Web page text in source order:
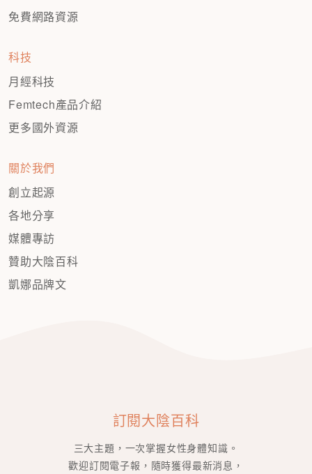
免費網路資源
科技
月經科技
Femtech產品介紹
更多國外資源
關於我們
創立起源
各地分享
媒體專訪
贊助大陰百科
凱娜品牌文
訂閱大陰百科
三大主題，一次掌握女性身體知識。
歡迎訂閱電子報，隨時獲得最新消息，